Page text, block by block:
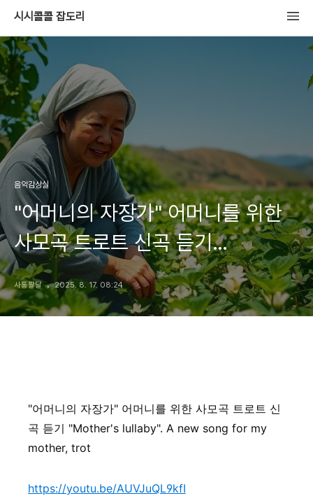
시시콜콜 잡도리
음악감상실
"어머니의 자장가" 어머니를 위한
사모곡 트로트 신곡 듣기
"Mother's lullaby". A new song
for my mother, trot
사통팔달 2025. 8. 17. 08:24
"어머니의 자장가" 어머니를 위한 사모곡 트로트 신
곡 듣기 "Mother's lullaby". A new song for my
mother, trot
https://youtu.be/AUVJuQL9kfI